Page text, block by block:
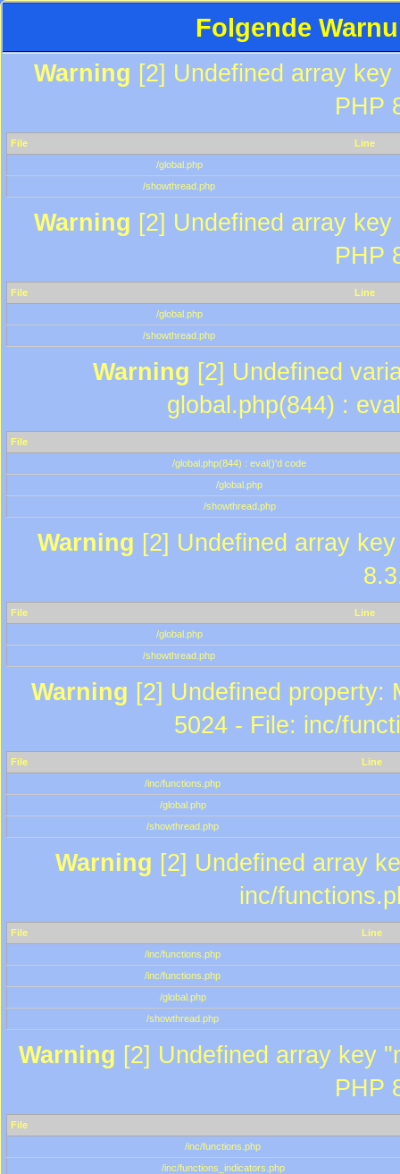
Folgende
Warning [2] Undefined array
PHP
File
Line
/global.php
/showthread.php
Warning [2] Undefined array
PHP
File
Line
/global.php
/showthread.php
Warning [2] Undefined
global.php(844) :
File
/global.php(844) : eval()'d code
/global.php
/showthread.php
Warning [2] Undefined array
File
Line
/global.php
/showthread.php
Warning [2] Undefined property:
5024 - File: inc/
File
Line
/inc/functions.php
/global.php
/showthread.php
Warning [2] Undefined array
inc/
File
Line
/inc/functions.php
/inc/functions.php
/global.php
/showthread.php
Warning [2] Undefined array key
PHP
File
/inc/functions.php
/inc/functions_indicators.php